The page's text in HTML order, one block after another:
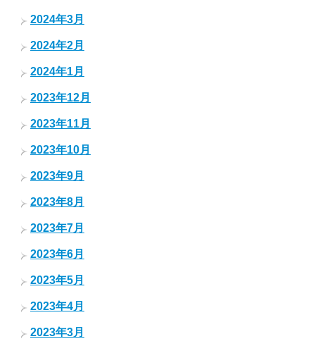
2024年3月
2024年2月
2024年1月
2023年12月
2023年11月
2023年10月
2023年9月
2023年8月
2023年7月
2023年6月
2023年5月
2023年4月
2023年3月